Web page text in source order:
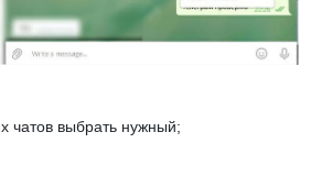
чатов выбрать нужный;